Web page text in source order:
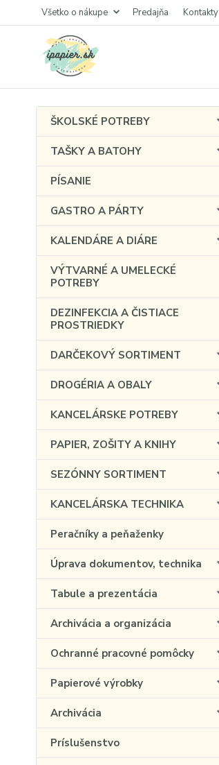
Všetko o nákupe Predajňa Kontakty
ŠKOLSKÉ POTREBY
TAŠKY A BATOHY
PÍSANIE
GASTRO A PÁRTY
KALENDÁRE A DIÁRE
VÝTVARNÉ A UMELECKÉ
POTREBY
DEZINFEKCIA A ČISTIACE
PROSTRIEDKY
DARČEKOVÝ SORTIMENT
DROGÉRIA A OBALY
KANCELÁRSKE POTREBY
PAPIER, ZOŠITY A KNIHY
SEZÓNNY SORTIMENT
KANCELÁRSKA TECHNIKA
Peračníky a peňaženky
Úprava dokumentov, technika
Tabule a prezentácia
Archivácia a organizácia
Ochranné pracovné pomôcky
Papierové výrobky
Archivácia
Príslušenstvo